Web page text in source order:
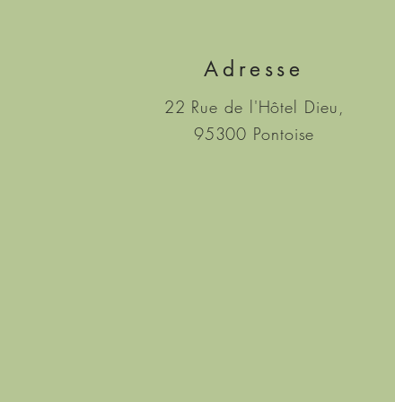
Adresse
22 Rue de l'Hôtel Dieu,
95300 Pontoise